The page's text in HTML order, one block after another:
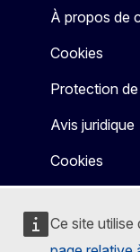
Ce site
À propos de
Cookies
Protection
Avis juridique
Cookies